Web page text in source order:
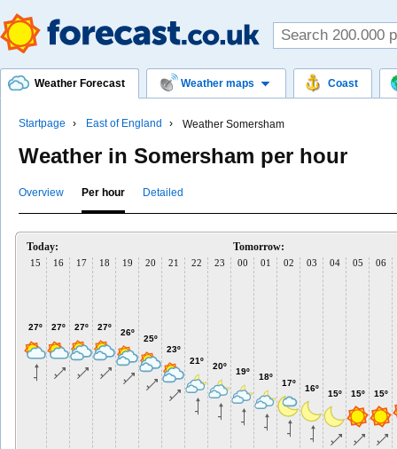
Weather Forecast Weather maps Coast
Startpage East of England Weather Somersham
Weather in Somersham per hour
Overview Per hour Detailed
Today:
15
27º
16
27º
17
27º
18
27º
19
26º
20
25º
21
23º
22
21º
23
20º
Tomorrow:
00
19º
01
18º
02
17º
03
16º
04
15º
05
15º
06
15º